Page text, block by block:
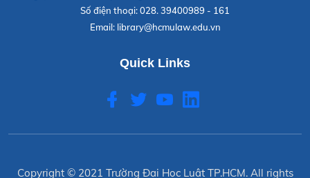
Số điện thoại:028. 39400989 - 161
Email: library@hcmulaw.edu.vn
Quick Links
Copyright © 2021 Trường Đại Học Luật TP.HCM. All rights